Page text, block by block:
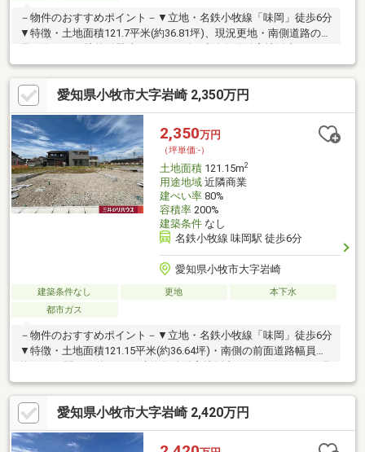
－物件のおすすめポイント－▼立地・名鉄小牧線「味岡」徒歩6分
▼特徴・土地面積121.7平米(約36.81坪)、現況更地・南側道路の幅
員は約6.0m、比較的駐車がスムーズ・建築条件付宅地販売ではあ
りません・お好きなハウスメーカー・工務店で建築可能・都市ガ
ス・公営水道・本下水対応▼周辺環境・小牧市立味岡小学校 徒歩
7分(約500m)・郷前公園 徒歩4分(約250m)・西友味岡店 徒歩7分
(約550m)・ファミリーマート小牧味岡口店 徒歩7分(約550m)■ ご
希望の住まい探しをお手伝いします ━━━━━・・・物件の詳
細・ご相談はお気軽にお問い合わせください。
愛知県小牧市大字岩崎 2,350万円
2,350万円
（坪単価:-）
土地面積121.15m2
用途地域近隣商業
建ぺい率80%
容積率200%
建築条件なし
名鉄小牧線 味岡駅 徒歩6分
愛知県小牧市大字岩崎
建築条件なし 更地
本下水
都市ガス
－物件のおすすめポイント－▼立地・名鉄小牧線「味岡」徒歩6分
▼特徴・土地面積121.15平米(約36.64坪)・南側の前面道路幅員は
況更地、プラン確定後は建築への移行がスムーズ・都市ガス・公
営水道・本下水対応エリア▼周辺環境・郷前公園 徒歩4分(約
250m)・小牧市立味岡小学校 徒歩7分(約500m)・小牧市立味岡中
学校 徒歩10分(約800m)・西友味岡店 徒歩7分(約550m)■ ご希望の
住まい探しをお手伝いします ━━━━━・・・物件の詳細・ご相
愛知県小牧市大字岩崎 2,420万円